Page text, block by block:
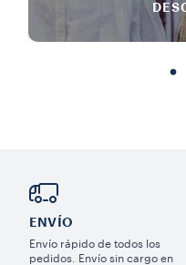
ENVÍO
Envío rápido de todos los
pedidos. Envío sin cargo en